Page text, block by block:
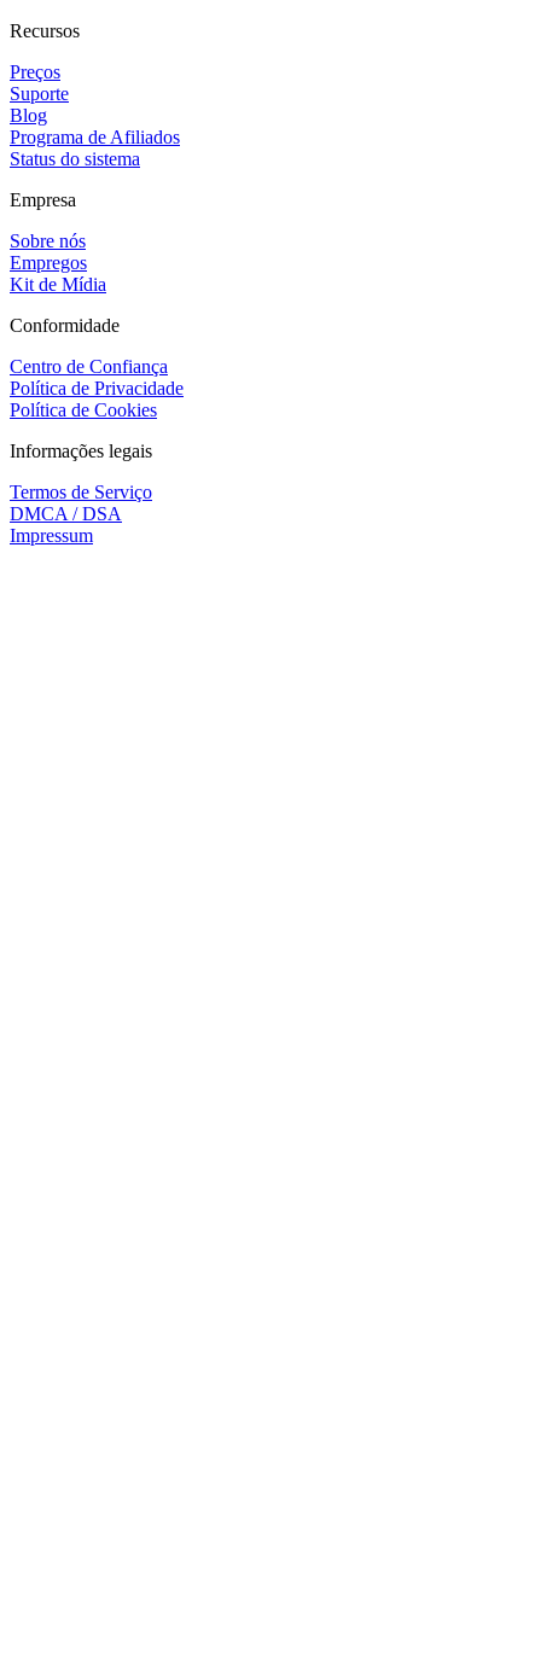
Recursos
Preços
Suporte
Blog
Programa de Afiliados
Status do sistema
Empresa
Sobre nós
Empregos
Kit de Mídia
Conformidade
Centro de Confiança
Política de Privacidade
Política de Cookies
Informações legais
Termos de Serviço
DMCA / DSA
Impressum